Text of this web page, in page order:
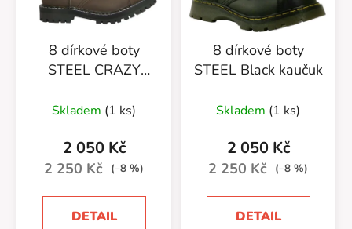
8 dírkové boty
STEEL CRAZY
Skladem (1 ks)
2 050 Kč
2 250 Kč (–8 %)
DETAIL
8 dírkové boty
STEEL Black kaučuk
Skladem (1 ks)
2 050 Kč
2 250 Kč (–8 %)
DETAIL